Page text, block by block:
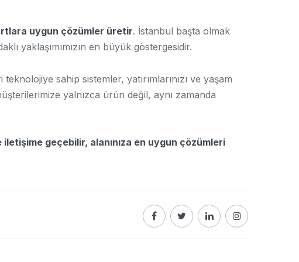
uygun çözümler üretir. İstanbul başta olmak
yaklaşımımızın en büyük göstergesidir.
sahip sistemler, yatırımlarınızı ve yaşam
yalnızca ürün değil, aynı zamanda
geçebilir, alanınıza en uygun çözümleri